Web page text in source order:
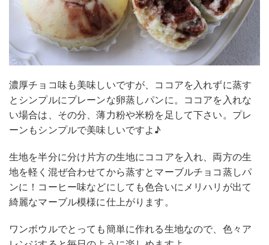
濃厚チョコ味も美味しいですが、ココアを入れずに蒸す
とシンプルにプレーンな卵蒸しパンに。ココアを入れな
い場合は、その分、薄力粉や米粉を足して下さい。プレ
ーンもシンプルで美味しいですよ♪
生地を半分に分け片方の生地にココアを入れ、両方の生
地を軽く混ぜ合わせてから蒸すとマーブルチョコ蒸しパ
ンに！コーヒー味などにしても色合いにメリハリが出て
綺麗なマーブル模様に仕上がります。
ワンボウルでとっても簡単に作れる生地なので、色々ア